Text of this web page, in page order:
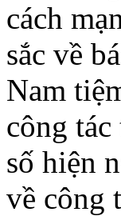
cách
sắc về
Nam
công
số hiện
về công